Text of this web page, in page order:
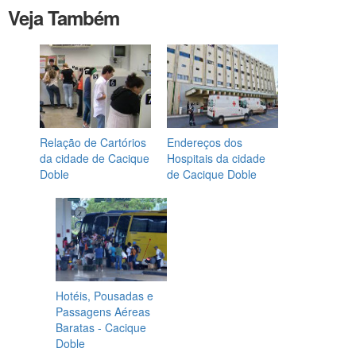
Veja Também
Relação de Cartórios
da cidade de Cacique
Doble
Endereços dos
Hospitais da cidade
de Cacique Doble
Hotéis, Pousadas e
Passagens Aéreas
Baratas - Cacique
Doble